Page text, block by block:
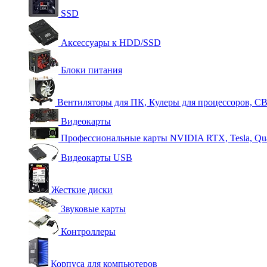
SSD
Аксессуары к HDD/SSD
Блоки питания
Вентиляторы для ПК, Кулеры для процессоров,
Видеокарты
Профессиональные карты NVIDIA RTX, Tesla,
Видеокарты USB
Жесткие диски
Звуковые карты
Контроллеры
Корпуса для компьютеров